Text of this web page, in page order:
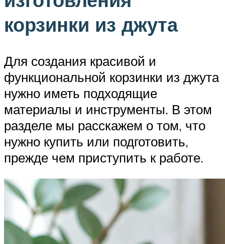
корзинки из джута
Для создания красивой и
функциональной корзинки из джута
нужно иметь подходящие
материалы и инструменты. В этом
разделе мы расскажем о том, что
нужно купить или подготовить,
прежде чем приступить к работе.